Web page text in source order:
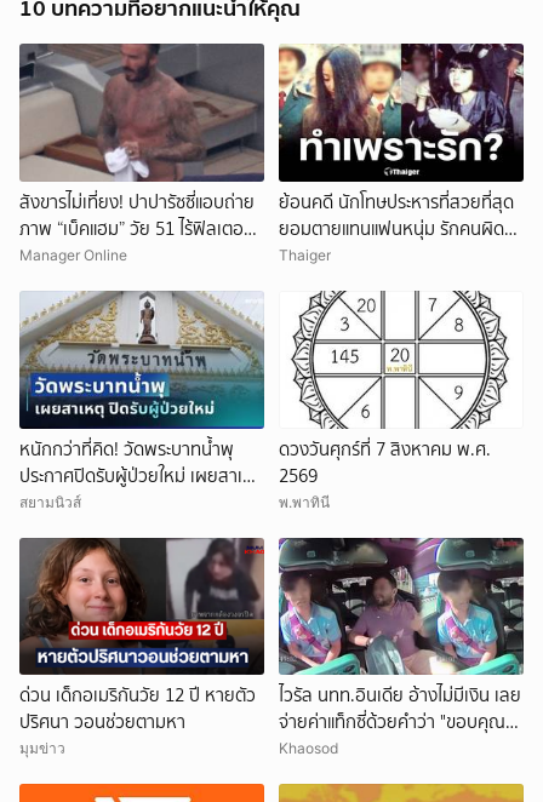
10 บทความที่อยากแนะนำให้คุณ
สังขารไม่เที่ยง! ปาปารัซซี่แอบถ่าย
ภาพ “เบ็คแฮม” วัย 51 ไร้ฟิลเตอร์
เผยให้เห็นผมบาง-ศีรษะล้าน
Manager Online
ย้อนคดี นักโทษประหารที่สวยที่สุด
ยอมตายแทนแฟนหนุ่ม รักคนผิด
ชีวิตดิ่งเหว
Thaiger
หนักกว่าที่คิด! วัดพระบาทน้ำพุ
ประกาศปิดรับผู้ป่วยใหม่ เผยสาเหตุ
สุดสะเทือนใจ
สยามนิวส์
ดวงวันศุกร์ที่ 7 สิงหาคม พ.ศ.
2569
พ.พาทินี
ด่วน เด็กอเมริกันวัย 12 ปี หายตัว
ปริศนา วอนช่วยตามหา
มุมข่าว
ไวรัล นทท.อินเดีย อ้างไม่มีเงิน เลย
จ่ายค่าแท็กซี่ด้วยคำว่า "ขอบคุณ"
คนขับอึ้ง แห่วิจารณ์
Khaosod